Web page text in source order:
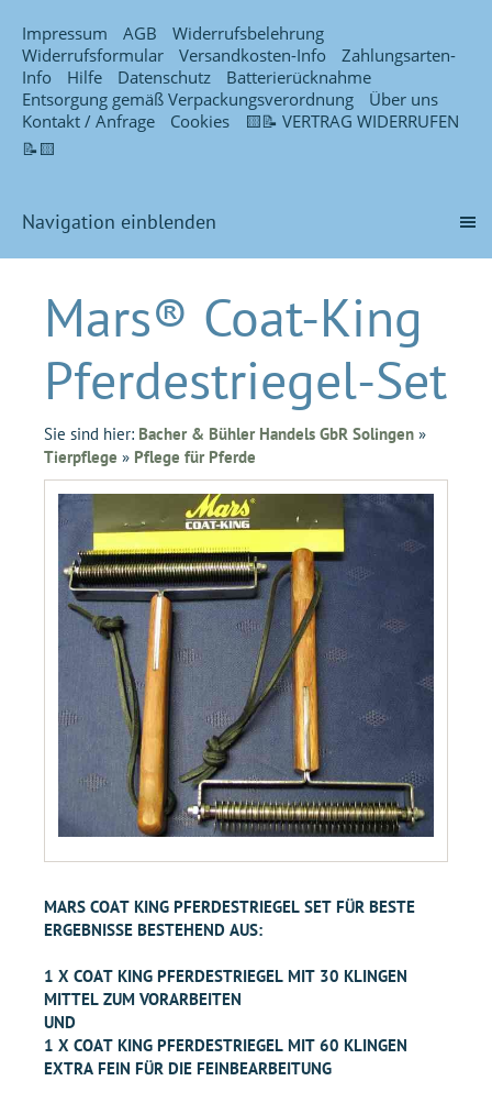
Impressum AGB
Widerrufsbelehrung
Widerrufsformular
Versandkosten-Info
Zahlungsarten-
Info
Hilfe Datenschutz
Batterierücknahme
Entsorgung gemäß Verpackungsverordnung
Über uns
Kontakt / Anfrage
Cookies
🟨📝 VERTRAG WIDERRUFEN
📝🟨
Navigation einblenden
Mars® Coat-King
Pferdestriegel-Set
Sie sind hier: Bacher & Bühler Handels GbR Solingen »
Tierpflege » Pflege für Pferde
MARS COAT KING PFERDESTRIEGEL SET FÜR BESTE
ERGEBNISSE BESTEHEND AUS:
1 X COAT KING PFERDESTRIEGEL MIT 30 KLINGEN
MITTEL ZUM VORARBEITEN
UND
1 X COAT KING PFERDESTRIEGEL MIT 60 KLINGEN
EXTRA FEIN FÜR DIE FEINBEARBEITUNG